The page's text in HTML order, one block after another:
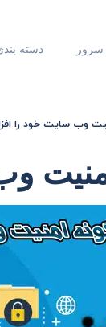
سرور دسته
وب سایت خود را